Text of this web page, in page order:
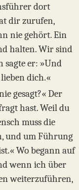
dort
dir zurufen,
nie gehört. Ein
halten. Wir sind
sagte er: »Und
dich.«
gesagt?« Der
hast. Weil du
muss die
und um Führung
Wo begann auf
wenn ich über
weiterzuführen,